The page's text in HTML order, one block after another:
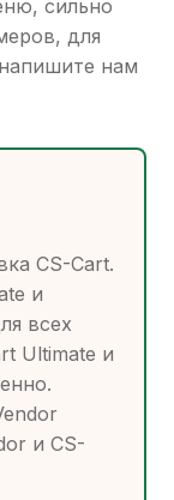
сильно
для
нам
CS-Cart.
и
всех
Ultimate и
и CS-